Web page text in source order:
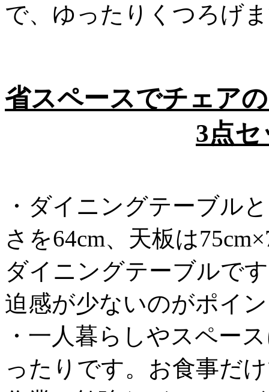
で、ゆったりくつろげ
省スペースでチェア
3点
・ダイニングテーブル
さを64cm、天板は
ダイニングテーブルで
迫感が少ないのがポイ
・一人暮らしやスペー
ったりです。お食事だ